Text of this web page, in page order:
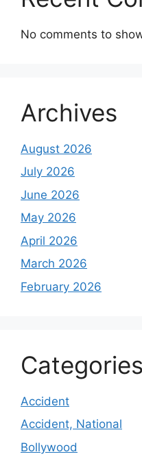
No comments to
Archives
August 2026
July 2026
June 2026
May 2026
April 2026
March 2026
February 2026
Categories
Accident
Accident, National
Bollywood